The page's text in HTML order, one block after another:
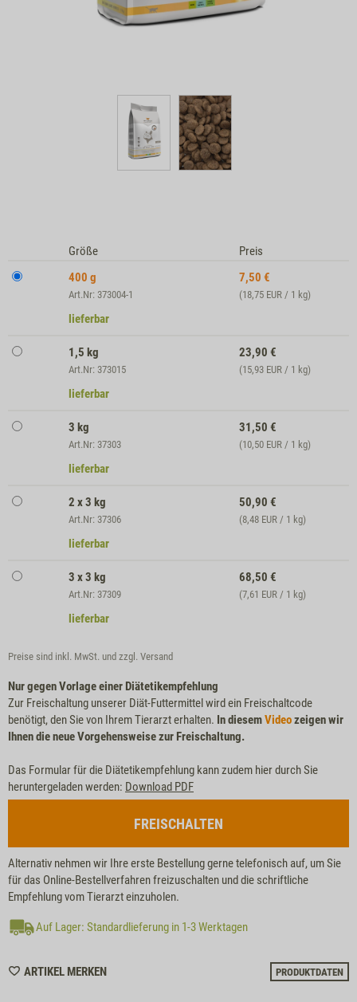
Größe
Preis
400 g
Art.Nr: 373004-1
7,50 €
(18,75 EUR / 1 kg)
lieferbar
1,5 kg
Art.Nr: 373015
23,90 €
(15,93 EUR / 1 kg)
lieferbar
3 kg
Art.Nr: 37303
31,50 €
(10,50 EUR / 1 kg)
lieferbar
2 x 3 kg
Art.Nr: 37306
50,90 €
(8,48 EUR / 1 kg)
lieferbar
3 x 3 kg
Art.Nr: 37309
68,50 €
(7,61 EUR / 1 kg)
lieferbar
Preise sind inkl. MwSt. und zzgl. Versand
Nur gegen Vorlage einer Diätetikempfehlung
Zur Freischaltung unserer Diät-Futtermittel wird ein Freischaltcode
benötigt, den Sie von Ihrem Tierarzt erhalten. In diesemVideozeigen wir
Ihnen die neue Vorgehensweise zur Freischaltung.
Das Formular für die Diätetikempfehlung kann zudem hier durch Sie
heruntergeladen werden: Download PDF
FREISCHALTEN
Alternativ nehmen wir Ihre erste Bestellung gerne telefonisch auf, um Sie
für das Online-Bestellverfahren freizuschalten und die schriftliche
Empfehlung vom Tierarzt einzuholen.
Auf Lager: Standardlieferung in 1-3 Werktagen
ARTIKEL MERKENWISHLIST
PRODUKTDATEN